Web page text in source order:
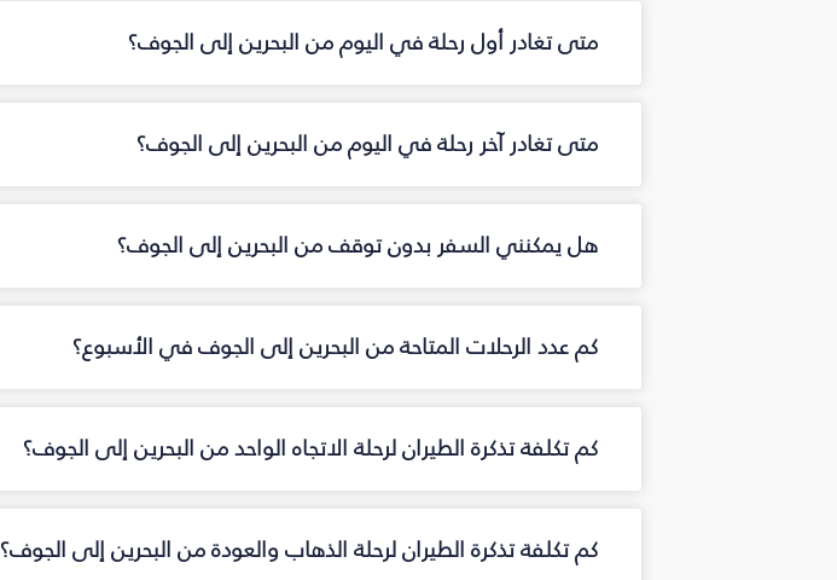
متى تغادر أول رحلة في اليوم من البحرين إلى الجوف؟
متى تغادر آخر رحلة في اليوم من البحرين إلى الجوف؟
هل يمكنني السفر بدون توقف من البحرين إلى الجوف؟
كم عدد الرحلات المتاحة من البحرين إلى الجوف في الأسبوع؟
كم تكلفة تذكرة الطيران لرحلة الاتجاه الواحد من البحرين إلى الجوف؟
كم تكلفة تذكرة الطيران لرحلة الذهاب والعودة من البحرين إلى الجوف؟